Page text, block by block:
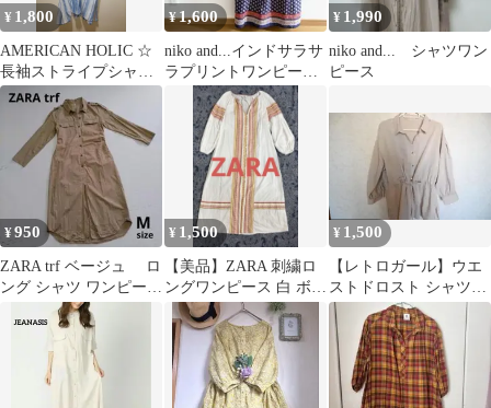
¥ 1,800
AMERICAN HOLIC ☆
長袖ストライプシャツ
ワンピース Mサイズ
¥1,600
niko and...インドサラサ
ラプリントワンピース
¥ 1,990
niko and... シャツワン
ピース
¥950
ZARA trf ベージュ ロ
ング シャツ ワンピース
¥ 1,500
【美品】ZARA 刺繍ロ
ングワンピース 白 ボヘ
ミアン リゾート XS
¥ 1,500
【レトロガール】ウエ
ストドロスト シャツワ
ンピース ベージュ